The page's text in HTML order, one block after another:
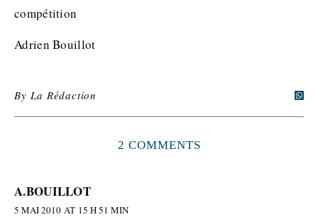
compétition
Adrien Bouillot
By La Rédaction
2 COMMENTS
A.BOUILLOT
5 MAI 2010 AT 15 H 51 MIN